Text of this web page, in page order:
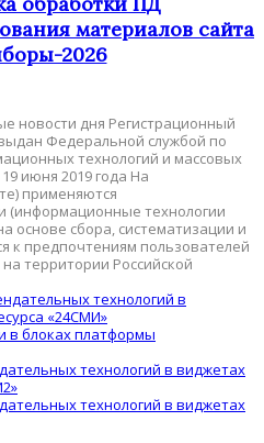
материалов сайта
2026
новости дня Регистрационный
Федеральной службой по
технологий и массовых
июня 2019 года На
применяются
(информационные технологии
основе сбора, систематизации и
к предпочтениям пользователей
территории Российской
технологий в
«24СМИ»
в блоках платформы
технологий в виджетах
технологий в виджетах